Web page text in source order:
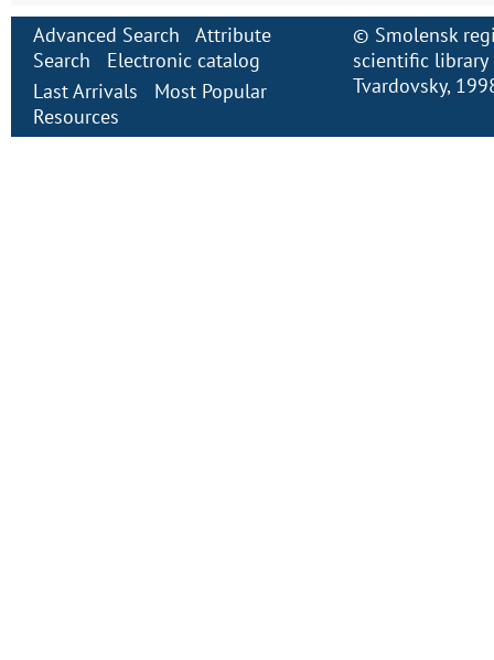
Advanced Search
Attribute
Search
Electronic сatalog
Last Arrivals
Most Popular
Resources
© Smolensk
scientific library
Tvardovsky,